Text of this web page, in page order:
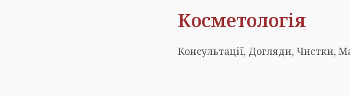
Косметологія
Консультації, Догляди, Чистки,